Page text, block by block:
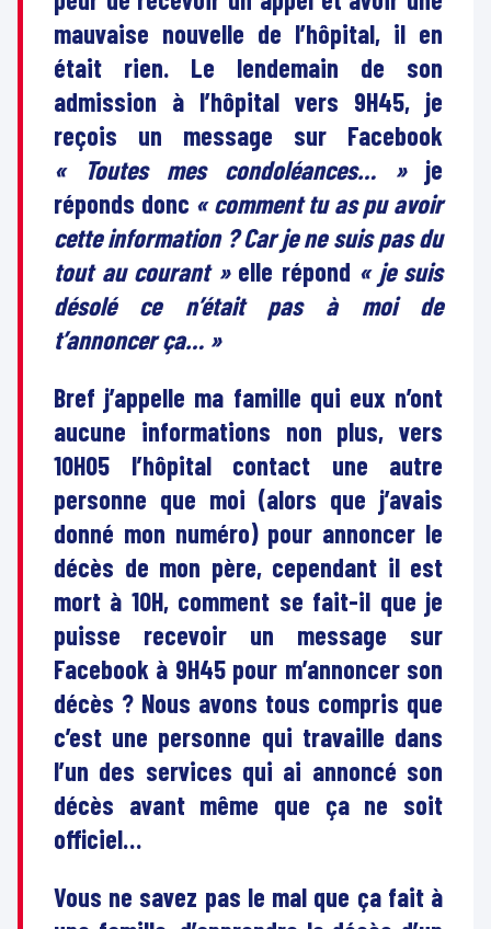
mauvaise nouvelle de l’hôpital, il en
était rien. Le lendemain de son
admission à l’hôpital vers 9H45, je
reçois un message sur Facebook
« Toutes mes condoléances… »je
réponds donc « comment tu as pu avoir
cette information ? Car je ne suis pas du
tout au courant »elle répond « je suis
désolé ce n’était pas à moi de
t’annoncer ça… »
Bref j’appelle ma famille qui eux n’ont
aucune informations non plus, vers
10H05 l’hôpital contact une autre
personne que moi (alors que j’avais
donné mon numéro) pour annoncer le
décès de mon père, cependant il est
mort à 10H, comment se fait-il que je
puisse recevoir un message sur
Facebook à 9H45 pour m’annoncer son
décès ? Nous avons tous compris que
c’est une personne qui travaille dans
l’un des services qui ai annoncé son
décès avant même que ça ne soit
officiel…
Vous ne savez pas le mal que ça fait à